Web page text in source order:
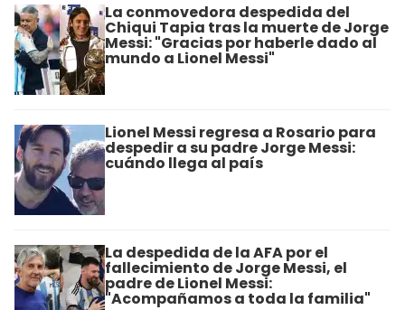
La conmovedora despedida del
Chiqui Tapia tras la muerte de Jorge
Messi: "Gracias por haberle dado al
mundo a Lionel Messi"
Lionel Messi regresa a Rosario para
despedir a su padre Jorge Messi:
cuándo llega al país
La despedida de la AFA por el
fallecimiento de Jorge Messi, el
padre de Lionel Messi:
"Acompañamos a toda la familia"